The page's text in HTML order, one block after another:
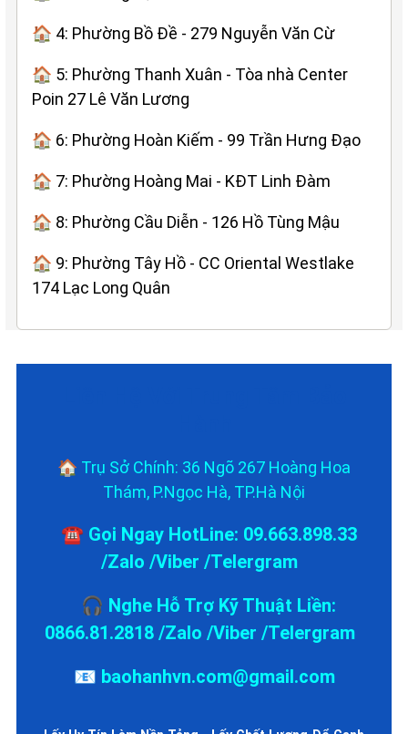
🏠 4: Phường Bồ Đề - 279 Nguyễn Văn Cừ
🏠 5: Phường Thanh Xuân - Tòa nhà Center
Poin 27 Lê Văn Lương
🏠 6: Phường Hoàn Kiếm - 99 Trần Hưng Đạo
🏠 7: Phường Hoàng Mai - KĐT Linh Đàm
🏠 8: Phường Cầu Diễn - 126 Hồ Tùng Mậu
🏠 9: Phường Tây Hồ - CC Oriental Westlake
174 Lạc Long Quân
🏠 Trụ Sở Chính: 36 Ngõ 267 Hoàng Hoa
Thám, P.Ngọc Hà, TP.Hà Nội
☎️ Gọi Ngay HotLine: 09.663.898.33
/Zalo /Viber /Telergram
🎧 Nghe Hỗ Trợ Kỹ Thuật Liền:
0866.81.2818 /Zalo /Viber /Telergram
📧 baohanhvn.com@gmail.com